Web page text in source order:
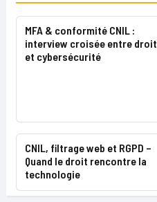
MFA & conformité CNIL :
interview croisée entre droit
et cybersécurité
CNIL, filtrage web et RGPD –
Quand le droit rencontre la
technologie